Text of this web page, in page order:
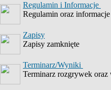
Regulamin i Informacje
Regulamin oraz
Zapisy
Zapisy zamknięte
Terminarz/Wyniki
Terminarz rozgrywek